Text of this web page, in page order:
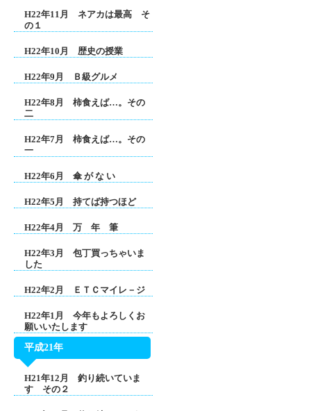
H22年11月 ネアカは最高 そ
の１
H22年10月 歴史の授業
H22年9月 Ｂ級グルメ
H22年8月 柿食えば…。その
二
H22年7月 柿食えば…。その
一
H22年6月 傘 が な い
H22年5月 持てば持つほど
H22年4月 万 年 筆
H22年3月 包丁買っちゃいま
した
H22年2月 ＥＴＣマイレ－ジ
H22年1月 今年もよろしくお
願いいたします
平成21年
H21年12月 釣り続いていま
す その２